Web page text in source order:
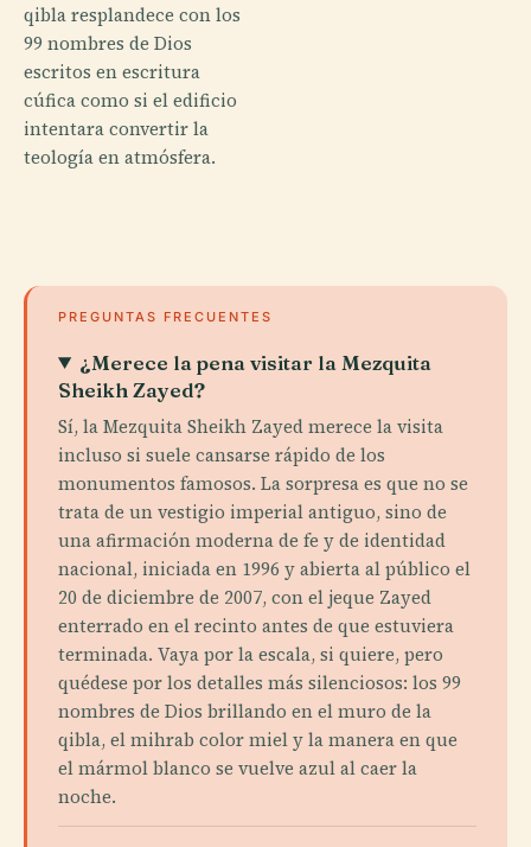
qibla resplandece con los
99 nombres de Dios
escritos en escritura
cúfica como si el edificio
intentara convertir la
teología en atmósfera.
PREGUNTAS FRECUENTES
¿Merece la pena visitar la Mezquita
Sheikh Zayed?
Sí, la Mezquita Sheikh Zayed merece la visita
incluso si suele cansarse rápido de los
monumentos famosos. La sorpresa es que no se
trata de un vestigio imperial antiguo, sino de
una afirmación moderna de fe y de identidad
nacional, iniciada en 1996 y abierta al público el
20 de diciembre de 2007, con el jeque Zayed
enterrado en el recinto antes de que estuviera
terminada. Vaya por la escala, si quiere, pero
quédese por los detalles más silenciosos: los 99
nombres de Dios brillando en el muro de la
qibla, el mihrab color miel y la manera en que
el mármol blanco se vuelve azul al caer la
noche.